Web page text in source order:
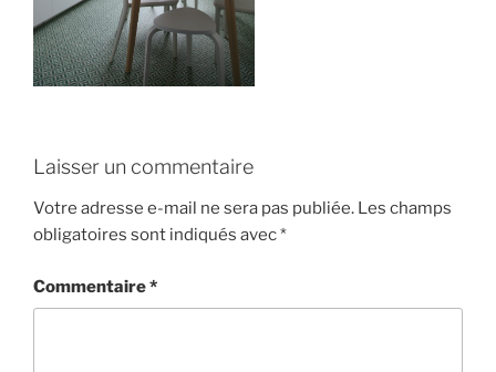
Laisser un commentaire
Votre adresse e-mail ne sera pas publiée. Les champs
obligatoires sont indiqués avec*
Commentaire*